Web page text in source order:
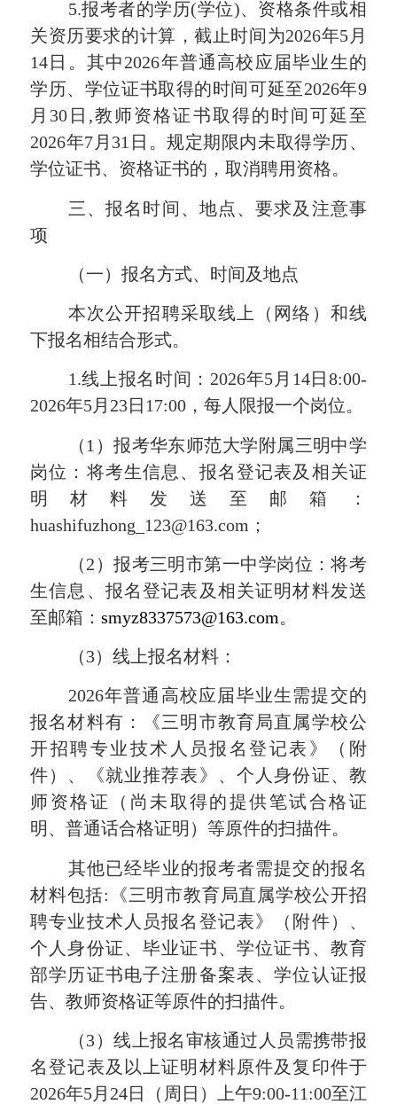
5.报考者的学历(学位)、资格条件或相
关资历要求的计算，截止时间为2026年5月
14 日。其中2026年普通高校应届毕业生的
学历、学位证书取得的时间可延至2026年9
月30日,教师资格证书取得的时间可延至
2026年7月31日。规定期限内未取得学历、
学位证书、资格证书的，取消聘用资格。
三、报名时间、地点、要求及注意事
项
（一）报名方式、时间及地点
本次公开招聘采取线上（网络）和线
下报名相结合形式。
1.线上报名时间： 2026年5月 14日 8:00-
2026年5月23日 17:00 ，每人限报一个岗位。
（1 ）报考华东师范大学附属三明中学
岗位： 将考生信息、报名登记表及相关证
明材料发送至邮箱：
huashifuzhong_123@163.com ；
（2 ）报考三明市第一中学岗位：将考
生信息、报名登记表及相关证明材料发送
至邮箱：smyz8337573@163.com。
（3）线上报名材料：
2026年普通高校应届毕业生需提交的
报名材料有：《三明市教育局直属学校公
开招聘专业技术人员报名登记表 》（附
件）、《就业推荐表》、个人身份证、 教
师资格证（ 尚未取得的提供笔试合格证
明、普通话合格证明 ）等原件的扫描件。
其他已经毕业的报考者需提交的报名
材料包括:《三明市教育局直属学校公开招
聘专业技术人员报名登记表》（附件）、
个人身份证、毕业证书、学位证书、教育
部学历证书电子注册备案表、学位认证报
告、教师资格证等原件的扫描件。
（3）线上报名审核通过人员需携带报
名登记表及 以上证明材料原件及复印件于
2026年5月 24日（周 日 ） 上午9:00-11:00至江